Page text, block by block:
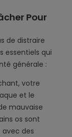
Pour
de distraire
essentiels qui
générale :
votre
et le
mauvaise
os sont
des